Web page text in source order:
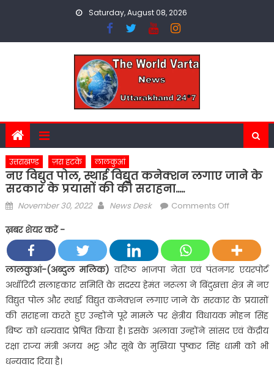
Saturday, August 08, 2026
उत्तराखण्ड ज़रा हटके लालकुआं
नए विद्युत पोल, स्थाई विद्युत कनेक्शन लगाए जाने के
सरकार के प्रयासों की की सराहना…..
Posted
November 30, 2022 Author
News Desk Comments Offon
पोल,
स्थाई
विद्युत
कनेक्शन
लगाए
जाने
के
सरकार
ख़बर शेयर करें -
लालकुआं-(अब्दुल मलिक) वरिष्ठ भाजपा नेता एवं पंतनगर एयरपोर्ट
अथॉरिटी सलाहकार समिति के सदस्य हेमंत नरूला ने बिंदुखत्ता क्षेत्र में नए
विद्युत पोल और स्थाई विद्युत कनेक्शन लगाए जाने के सरकार के प्रयासों
की सराहना करते हुए उन्होंने पूरे मामले पर क्षेत्रीय विधायक मोहन सिंह
बिष्ट को धन्यवाद प्रेषित किया है। इसके अलावा उन्होंने सांसद एवं केंद्रीय
रक्षा राज्य मंत्री अजय भट्ट और सूबे के मुखिया पुष्कर सिंह धामी को भी
धन्यवाद दिया है।